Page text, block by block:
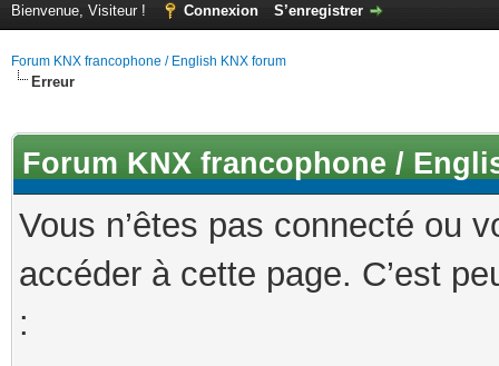
Bienvenue, Visiteur ! Connexion S’enregistrer
Forum KNX francophone / English KNX forum
Erreur
Forum KNX francophone /
Vous n’êtes pas connecté ou
accéder à cette page. C’est
: